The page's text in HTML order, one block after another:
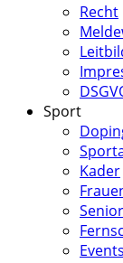
Recht
Sport
Kader
Events